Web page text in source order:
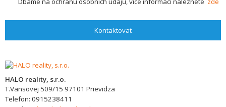
Kontaktovat
HALO reality, s.r.o.
T.Vansovej 509/15 97101 Prievidza
Telefon: 0915238411